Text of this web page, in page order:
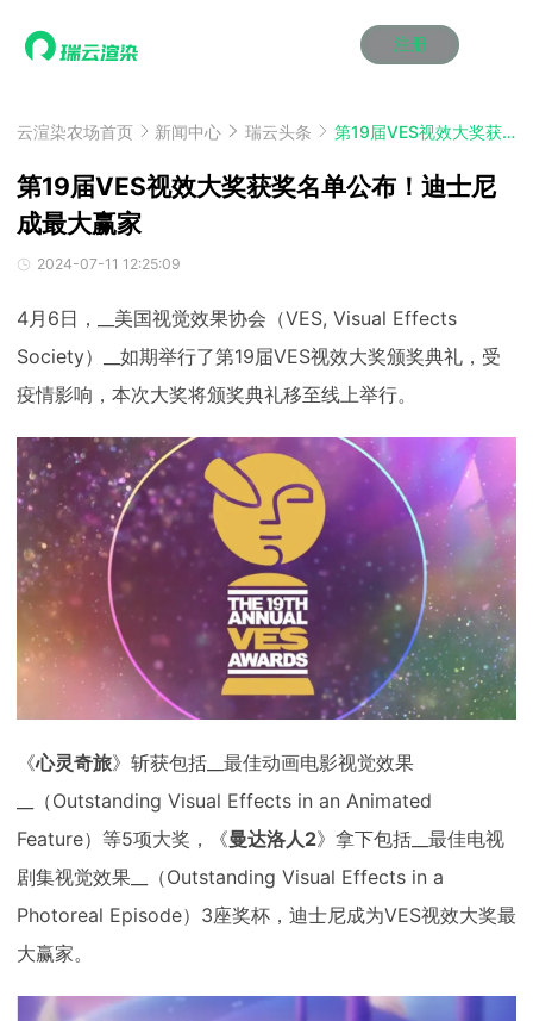
注册
效果图渲染
云制作
云渲染管理系统
瑞兔百宝箱
AI视频插帧
效果图渲染
云制作
云渲染管理系统
瑞兔百宝箱
AI视频插帧
效果图渲染
云制作
云渲染管理系统
瑞兔百宝箱
AI视频插帧
效果图渲染
云制作
云渲染管理系统
瑞兔百宝箱
AI视频插帧
效果图渲染
云制作
云渲染管理系统
瑞兔百宝箱
AI视频插帧
效果图渲染
云制作
云渲染管理系统
瑞兔百宝箱
AI视频插帧
解决方案
3ds Max云渲染方案
3ds Max云渲染方案
3ds Max云渲染方案
3ds Max云渲染方案
3ds Max云渲染方案
3ds Max云渲染方案
动画价格
效果图价格
云制作价格
动画价格
效果图价格
云制作价格
动画价格
效果图价格
云制作价格
动画价格
效果图价格
云制作价格
动画价格
效果图价格
云制作价格
动画价格
效果图价格
云制作价格
资讯&赛事
新闻资讯
渲染百科
渲染大赛
泛CG交流会
新闻资讯
渲染百科
渲染大赛
泛CG交流会
新闻资讯
渲染百科
渲染大赛
泛CG交流会
新闻资讯
渲染百科
渲染大赛
泛CG交流会
新闻资讯
渲染百科
渲染大赛
泛CG交流会
新闻资讯
渲染百科
渲染大赛
泛CG交流会
特惠专区
云渲染优惠攻略
青云平台
教育优惠
云渲染优惠攻略
青云平台
教育优惠
云渲染优惠攻略
青云平台
教育优惠
云渲染优惠攻略
青云平台
教育优惠
云渲染优惠攻略
青云平台
教育优惠
云渲染优惠攻略
青云平台
教育优惠
关于我们
下载动画客户端
效果图客户端
动画客户端
效果图客户端
动画客户端
效果图客户端
动画客户端
效果图客户端
动画客户端
效果图客户端
动画客户端
效果图客户端
帮助/教程
登录
云渲染农场首页 新闻中心 瑞云头条 第19届VES视效大奖获奖名单公布！迪士尼成最大赢家
第19届VES视效大奖获奖名单公布！迪士尼
成最大赢家
2024-07-11 12:25:09
4月6日，__美国视觉效果协会（VES, Visual Effects
Society）__如期举行了第19届VES视效大奖颁奖典礼，受
疫情影响，本次大奖将颁奖典礼移至线上举行。
《心灵奇旅》斩获包括__最佳动画电影视觉效果
__（Outstanding Visual Effects in an Animated
Feature）等5项大奖，《曼达洛人2》拿下包括__最佳电视
剧集视觉效果__（Outstanding Visual Effects in a
Photoreal Episode）3座奖杯，迪士尼成为VES视效大奖最
大赢家。